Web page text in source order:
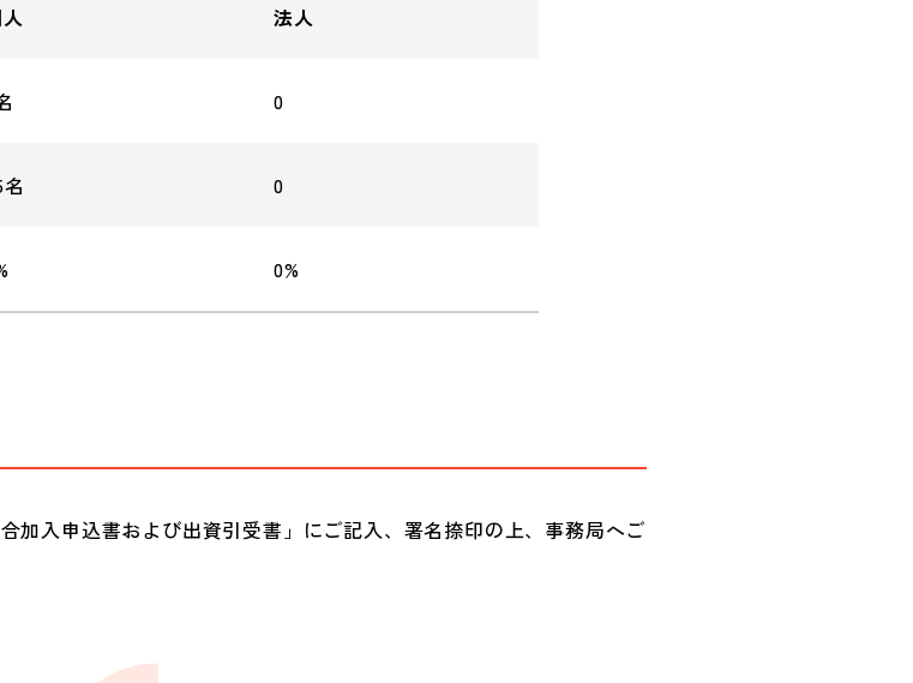
法人
0
0
0%
加入申込書および出資引受書」にご記入、署名捺印の上、事務局へご